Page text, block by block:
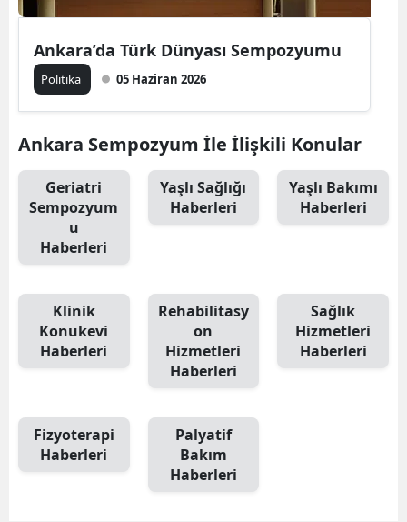
Ankara’da Türk Dünyası Sempozyumu
Politika 05 Haziran 2026
Ankara Sempozyum İle İlişkili Konular
Geriatri
Sempozyum
u
Haberleri
Yaşlı Sağlığı
Haberleri
Yaşlı Bakımı
Haberleri
Klinik
Konukevi
Haberleri
Rehabilitasy
on
Hizmetleri
Haberleri
Sağlık
Hizmetleri
Haberleri
Fizyoterapi
Haberleri
Palyatif
Bakım
Haberleri